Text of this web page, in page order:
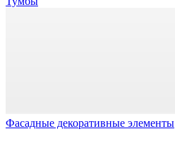
Фасадные декоративные элементы